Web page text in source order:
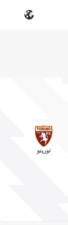
تورينو